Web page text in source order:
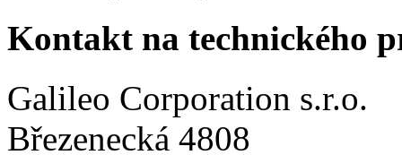
Kontakt na technického
Galileo Corporation s.r.o.
Březenecká 4808